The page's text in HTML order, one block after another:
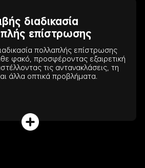
διαδικασία
επίστρωσης
πολλαπλής επίστρωσης
φακό, προσφέροντας εξαιρετική
τις αντανακλάσεις, τη
άλλα οπτικά προβλήματα.